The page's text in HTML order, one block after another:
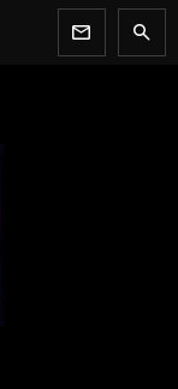
newsletter search